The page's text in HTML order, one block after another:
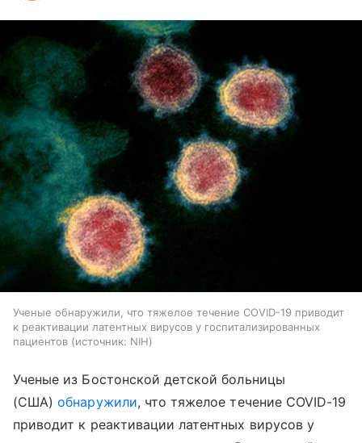
Ученые обнаружили, что тяжелое течение COVID-19 приводит
к реактивации латентных вирусов у госпитализированных
пациентов
источник: NIH
Ученые из Бостонской детской больницы
(США)обнаружили, что тяжелое течение COVID-19
приводит к реактивации латентных вирусов у